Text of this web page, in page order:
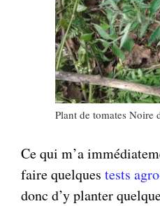
Plant de tomates Noire
Ce qui m’a
faire quelques tests
donc d’y planter